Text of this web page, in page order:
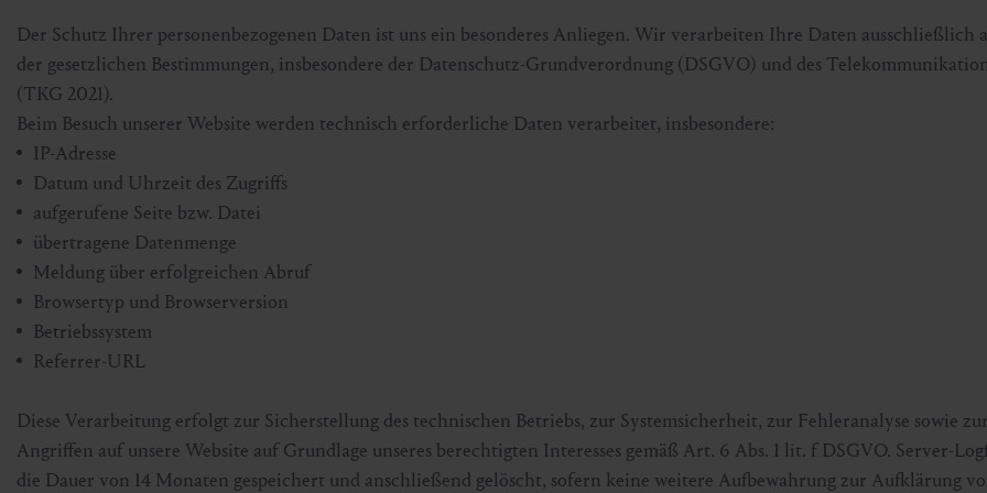
Skifahren & Snowboarden
Langlaufen
Bergbahnen & Lifte
Kur
Sportmedizin
Gesundheitsförderung
Kunst & Kultur
Gastein Card
Gastein von A-Z
Interaktive Karte
Genuss und Kulinarik
Der Schutz Ihrer personenbezogenen Daten ist uns ein besonderes Anliegen. Wir verarbeiten Ihre Daten ausschließlich
der gesetzlichen Bestimmungen, insbesondere der Datenschutz-Grundverordnung (DSGVO) und des
(TKG 2021).
Beim Besuch unserer Website werden technisch erforderliche Daten verarbeitet, insbesondere:
IP-Adresse
Datum und Uhrzeit des Zugriffs
aufgerufene Seite bzw. Datei
übertragene Datenmenge
Meldung über erfolgreichen Abruf
Browsertyp und Browserversion
Betriebssystem
Referrer-URL
Diese Verarbeitung erfolgt zur Sicherstellung des technischen Betriebs, zur Systemsicherheit, zur Fehleranalyse sowie
Angriffen auf unsere Website auf Grundlage unseres berechtigten Interesses gemäß Art. 6 Abs. 1 lit. f DSGVO. Server-
die Dauer von 14 Monaten gespeichert und anschließend gelöscht, sofern keine weitere Aufbewahrung zur Aufklärung